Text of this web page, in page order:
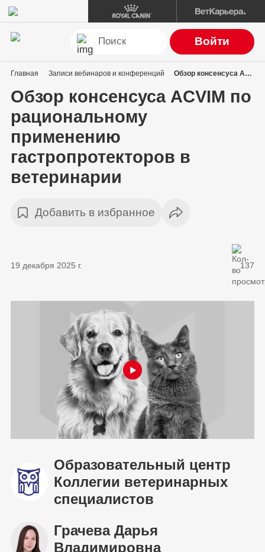
Войти
Главная Записи вебинаров и конференций Обзор консенсуса ACVIM по рациональному применению гастропротекторов в ветеринарии
Обзор консенсуса ACVIM по
рациональному
применению
гастропротекторов в
ветеринарии
Добавить в избранное
19 декабря 2025 г. 137
Образовательный центр
Коллегии ветеринарных
специалистов
Грачева Дарья
Владимировна